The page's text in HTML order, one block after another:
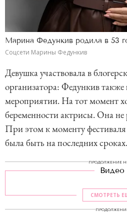
Марина Федункив родила в 53
Соцсети Марины Федункив
Девушка участвовала в
организатора: Федункив
мероприятии. На тот момент
беременности актрисы. Она не
При этом к моменту
была быть на последних сроках.
ПРОДОЛЖЕНИЕ
Видео
СМОТРЕТЬ